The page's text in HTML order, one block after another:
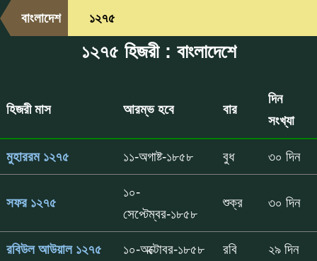
বাংলাদেশ ১২৭৫
১২৭৫ হিজরী : বাংলাদেশে
হিজরী মাস আরম্ভ হবে বার
দিন
সংখ্যা
মুহাররম ১২৭৫ ১১-অগাষ্ট-১৮৫৮ বুধ ৩০ দিন
সফর ১২৭৫
১০-
সেপ্টেম্বর-১৮৫৮
শুক্র ৩০ দিন
রবিউল আউয়াল ১২৭৫ ১০-অক্টোবর-১৮৫৮ রবি ২৯ দিন